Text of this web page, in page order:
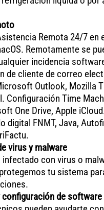
Remota 24/7 en
Remotamente se
incidencia
de cliente de correo
Outlook, Mozilla
Configuración Time
One Drive, Apple
digital FNMT, Java,
virus y malware
infectado con virus o
tu sistema
de software